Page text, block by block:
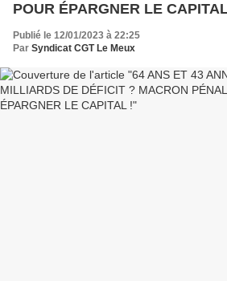
POUR ÉPARGNER LE
Publié le 12/01/2023 à 22:25
Par Syndicat CGT Le Meux